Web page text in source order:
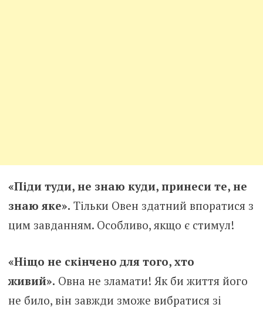
«Піди туди, не знаю куди, принеси те, не
знаю яке». Тільки Овен здатний впоратися з
цим завданням. Особливо, якщо є стимул!
«Ніщо не скінчено для того, хто
живий». Овна не зламати! Як би життя його
не било, він завжди зможе вибратися зі